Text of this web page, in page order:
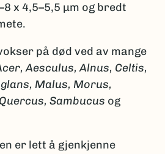
x 4,5–5,5 μm og bredt
på død ved av mange
Aesculus, Alnus, Celtis,
Malus, Morus,
Sambucus og
er lett å gjenkjenne